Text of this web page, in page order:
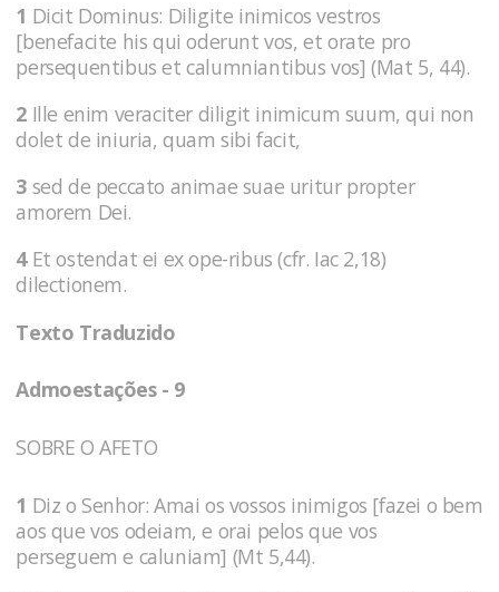
1 Dicit Dominus: Diligite inimicos vestros
[benefacite his qui oderunt vos, et orate pro
persequentibus et calumniantibus vos] (Mat 5, 44).
2 Ille enim veraciter diligit inimicum suum, qui non
dolet de iniuria, quam sibi facit,
3 sed de peccato animae suae uritur propter
amorem Dei.
4Et ostendat ei ex ope-ribus (cfr. Iac 2,18)
dilectionem.
Texto Traduzido
Admoestações - 9
SOBRE O AFETO
1 Diz o Senhor: Amai os vossos inimigos [fazei o bem
aos que vos odeiam, e orai pelos que vos
perseguem e caluniam] (Mt 5,44).